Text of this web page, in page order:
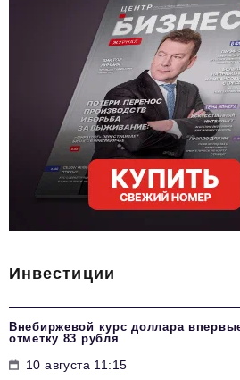
Инвестиции
Внебиржевой курс доллара
отметку 83 рубля
10 августа 11:15